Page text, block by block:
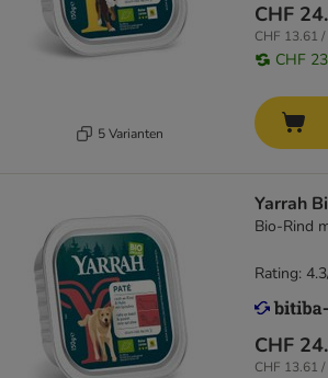
5 Varianten
CHF
CHF 13.61 /
CHF
Yarrah
Bio-Rind
CHF
CHF 13.61 /
Rating: